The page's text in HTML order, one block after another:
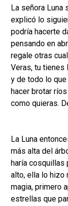
La señora
explicó lo
podría hacerte
pensando en
regale otras
Veras, tu tienes
y de todo lo
hacer brotar
como quieras.
La Luna
más alta del
haría cosquillas
alto, ella lo hizo
magia, primero
estrellas que